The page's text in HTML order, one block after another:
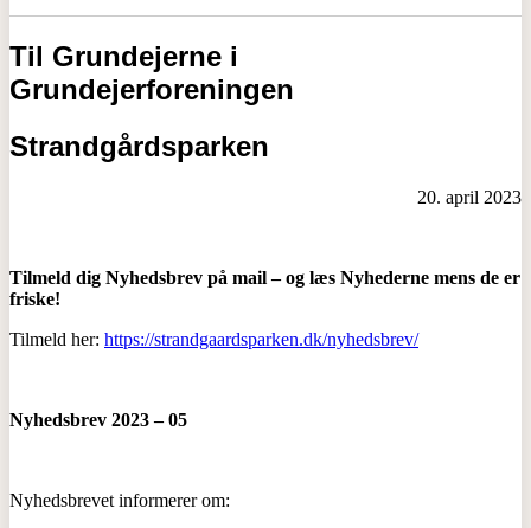
Til Grundejerne i
Grundejerforeningen
Strandgårdsparken
20. april 2023
Tilmeld dig Nyhedsbrev på mail – og læs Nyhederne mens de er
friske!
Tilmeld her: https://strandgaardsparken.dk/nyhedsbrev/
Nyhedsbrev 2023 – 05
Nyhedsbrevet informerer om: